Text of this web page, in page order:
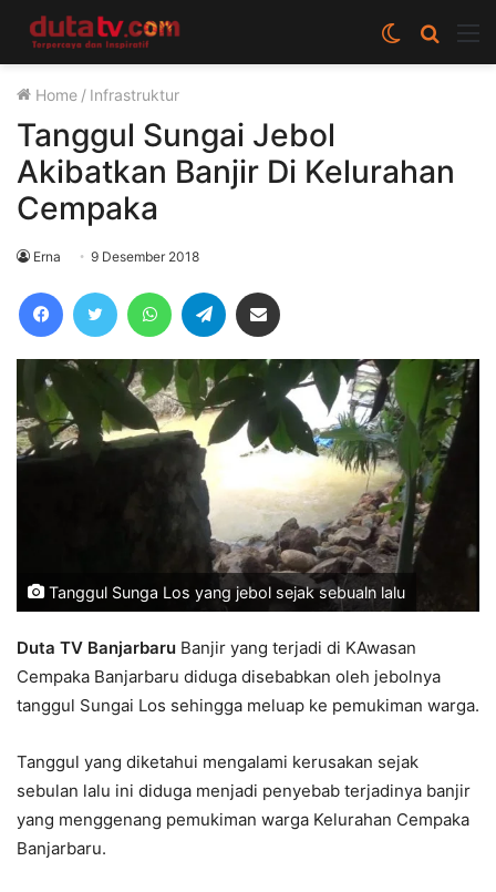
Cari
berita
Switch
skin
Home / Infrastruktur
Tanggul Sungai Jebol
Akibatkan Banjir Di Kelurahan
Cempaka
Erna 9 Desember 2018
FacebookTwitter WhatsAppTelegram
Tanggul Sunga Los yang jebol sejak sebualn lalu
Duta TV Banjarbaru Banjir yang terjadi di KAwasan
Cempaka Banjarbaru diduga disebabkan oleh jebolnya
tanggul Sungai Los sehingga meluap ke pemukiman warga.
Tanggul yang diketahui mengalami kerusakan sejak
sebulan lalu ini diduga menjadi penyebab terjadinya banjir
yang menggenang pemukiman warga Kelurahan Cempaka
Banjarbaru.